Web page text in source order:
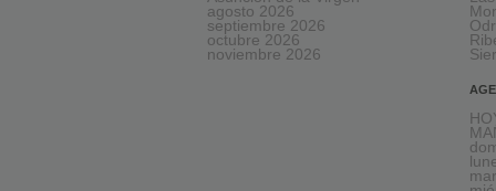
agosto 2026
septiembre 2026
octubre 2026
noviembre 2026